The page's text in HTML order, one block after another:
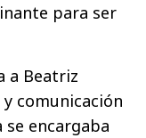
para ser
a Beatriz
comunicación
encargaba